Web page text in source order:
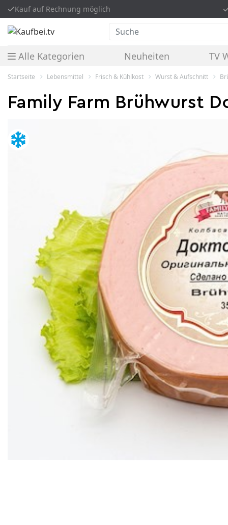
Kauf auf Rechnung möglich
Suche
Alle Kategorien Neuheiten TV
Startseite Lebensmittel Frisch & Kühlkost Wurst & Aufschnitt
Family Farm Brühwurst